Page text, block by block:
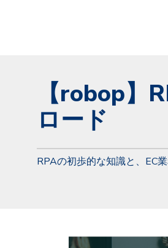
【robop】
ロード
RPAの初歩的な知識と、EC